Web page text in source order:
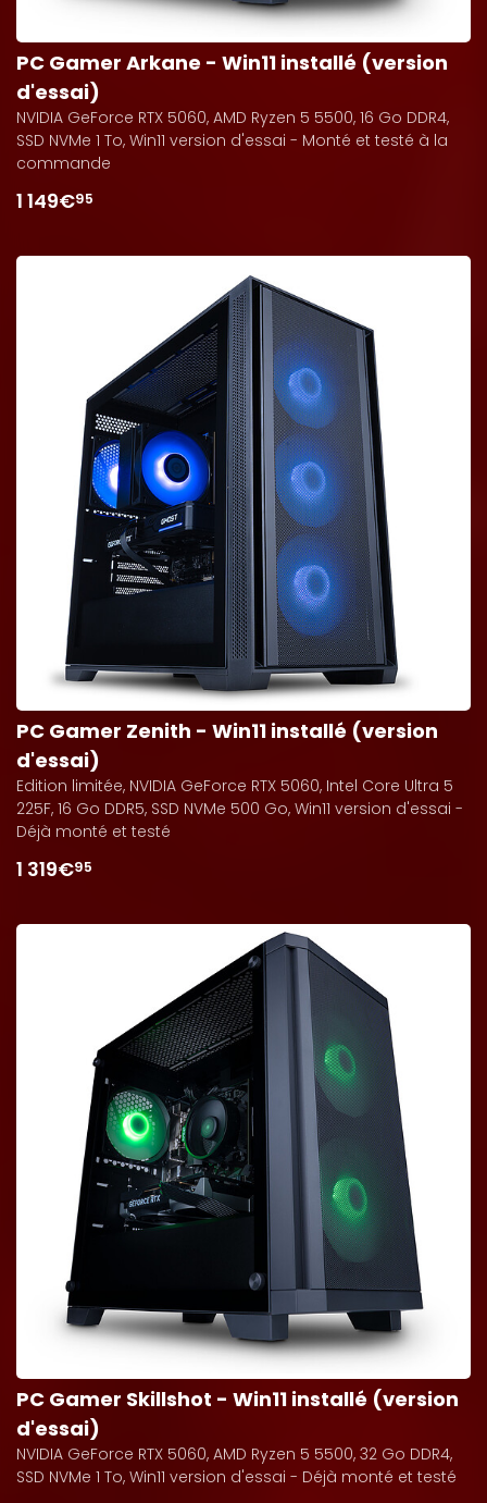
PC Gamer Arkane - Win11 installé (version
d'essai)
NVIDIA GeForce RTX 5060, AMD Ryzen 5 5500, 16 Go DDR4,
SSD NVMe 1 To, Win11 version d'essai - Monté et testé à la
commande
1 149€95
PC Gamer Zenith - Win11 installé (version
d'essai)
Edition limitée, NVIDIA GeForce RTX 5060, Intel Core Ultra 5
225F, 16 Go DDR5, SSD NVMe 500 Go, Win11 version d'essai -
Déjà monté et testé
1 319€95
PC Gamer Skillshot - Win11 installé (version
d'essai)
NVIDIA GeForce RTX 5060, AMD Ryzen 5 5500, 32 Go DDR4,
SSD NVMe 1 To, Win11 version d'essai - Déjà monté et testé